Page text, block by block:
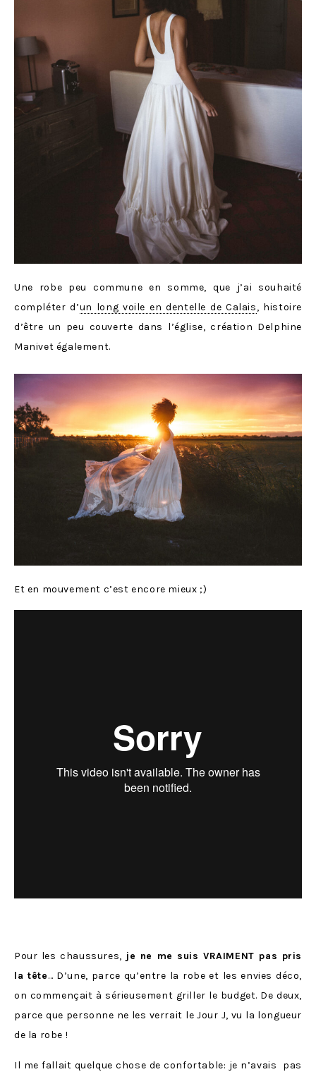
Une robe peu commune en somme, que j’ai souhaité
compléter d’un long voile en dentelle de Calais, histoire
d’être un peu couverte dans l’église, création Delphine
Manivet également.
Et en mouvement c’est encore mieux ;)
Pour les chaussures, je ne me suis VRAIMENT pas pris
la tête… D’une, parce qu’entre la robe et les envies déco,
on commençait à sérieusement griller le budget. De deux,
parce que personne ne les verrait le Jour J, vu la longueur
de la robe !
Il me fallait quelque chose de confortable: je n’avais pas